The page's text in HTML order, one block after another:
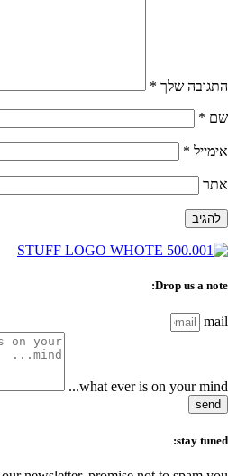
התגובה שלך *
שם *
אימייל *
אתר
Drop us a note:
mail
what ever is on your mind...
send
stay tuned: